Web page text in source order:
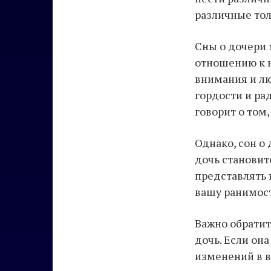
различные
Сны о дочери
отношению к
внимания и
гордости и
говорит о
Однако, сон о
дочь
вашу
Важно
дочь. Если
изменений в